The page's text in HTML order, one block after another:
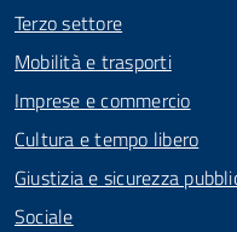
Terzo settore
Mobilità e trasporti
Imprese e commercio
Cultura e tempo libero
Giustizia e sicurezza
Sociale